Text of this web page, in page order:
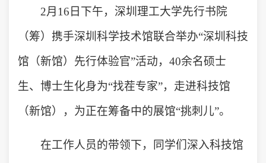
2月16日下午，深圳理工大学先行书院
（筹）携手深圳科学技术馆联合举办“深圳科技
馆（新馆）先行体验官”活动，40余名硕士
生、博士生化身为“找茬专家”，走进科技馆
（新馆），为正在筹备中的展馆“挑刺儿”。
在工作人员的带领下，同学们深入科技馆